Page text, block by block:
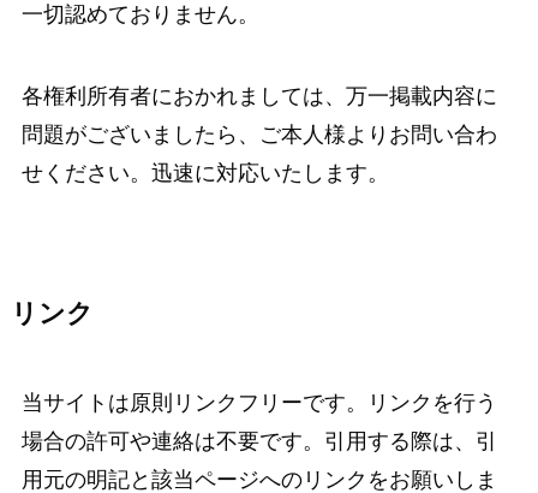
一切認めておりません。
各権利所有者におかれましては、万一掲載内容に
問題がございましたら、ご本人様よりお問い合わ
せください。迅速に対応いたします。
リンク
当サイトは原則リンクフリーです。リンクを行う
場合の許可や連絡は不要です。引用する際は、引
用元の明記と該当ページへのリンクをお願いしま